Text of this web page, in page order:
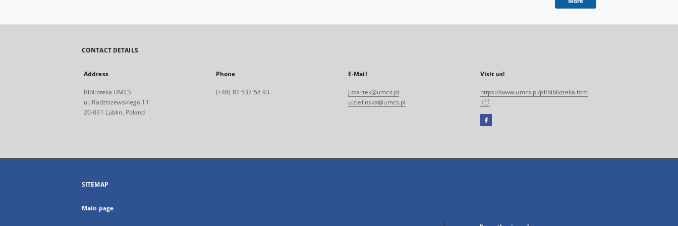
CONTACT DETAILS
Address
Biblioteka UMCS
ul. Radziszewskiego 11
20-031 Lublin, Poland
Phone
(+48) 81 537 58 93
E-Mail
j.startek@umcs.pl
u.zielinska@umcs.pl
Visit us!
https://www.umcs.pl/pl/biblioteka.htm
Facebook
open
SITEMAP
Main page